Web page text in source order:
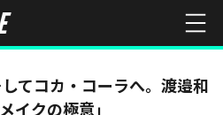
博報堂から、FIFA、そしてコカ・コーラへ。
てコカ・コーラへ。渡邉和
イクの極意」